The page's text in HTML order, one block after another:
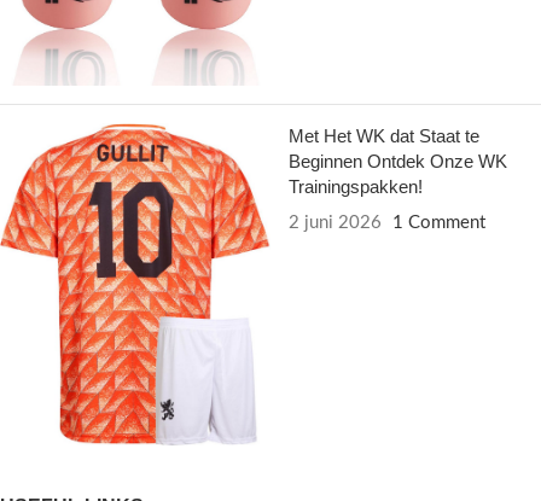
Met Het WK dat Staat te
Beginnen Ontdek Onze WK
Trainingspakken!
2 juni 2026 1 Comment